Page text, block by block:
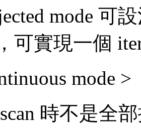
mode 可
可實現一個
mode >
時不是全